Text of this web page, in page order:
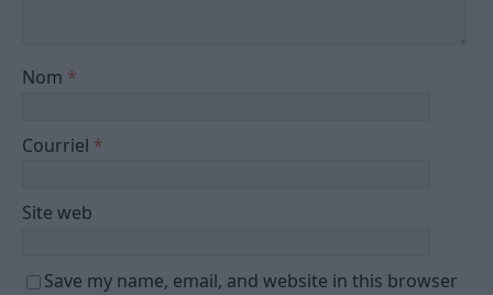
Nom *
Courriel *
Site web
Save my name, email, and website in this browser